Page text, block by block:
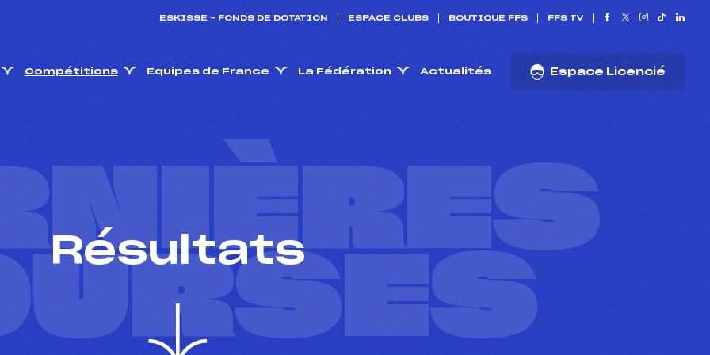
ESKISSE – FONDS DE DOTATION ESPACE CLUBS BOUTIQUE FFS FFS TV
Compétitions Equipes de France La Fédération Actualités Espace Licencié
Résultats